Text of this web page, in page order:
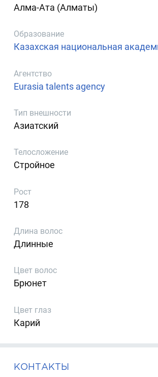
Алма-Ата (Алматы)
Образование
Казахская национальная
Агентство
Eurasia talents agency
Тип внешности
Азиатский
Телосложение
Стройное
Рост
178
Длина волос
Длинные
Цвет волос
Брюнет
Цвет глаз
Карий
КОНТАКТЫ